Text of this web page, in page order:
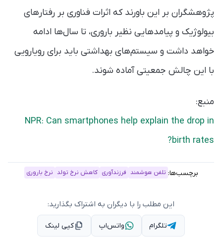
پژوهشگران بر این باورند که اثرات فناوری بر رفتارهای
بیولوژیک و پیامدهایی نظیر باروری، تا سال‌ها ادامه
خواهد داشت و سیستم‌های بهداشتی باید برای رویارویی
با این چالش جمعیتی آماده شوند.
منبع:
NPR: Can smartphones help explain the drop in
birth rates?
برچسب‌ها: تلفن هوشمند فرزندآوری کاهش نرخ تولد نرخ باروری
این مطلب را با دیگران به اشتراک بگذارید:
تلگرام واتس‌اپ کپی لینک